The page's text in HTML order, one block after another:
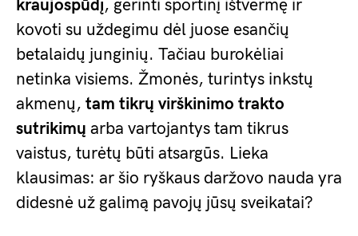
kraujospūdį, gerinti sportinį ištvermę ir
kovoti su uždegimu dėl juose esančių
betalaidų junginių. Tačiau burokėliai
netinka visiems. Žmonės, turintys inkstų
akmenų, tam tikrų virškinimo trakto
sutrikimų arba vartojantys tam tikrus
vaistus, turėtų būti atsargūs. Lieka
klausimas: ar šio ryškaus daržovo nauda yra
didesnė už galimą pavojų jūsų sveikatai?